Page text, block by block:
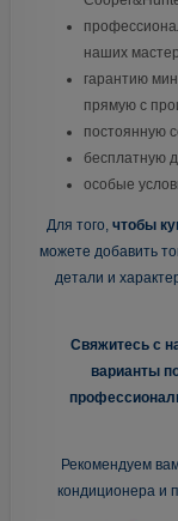
наших
гарантию
прямую с
постоянную
бесплатную
особые
Для того, чтобы
можете добавить
детали и
Свяжитесь с
варианты
Рекомендуем
кондиционера и